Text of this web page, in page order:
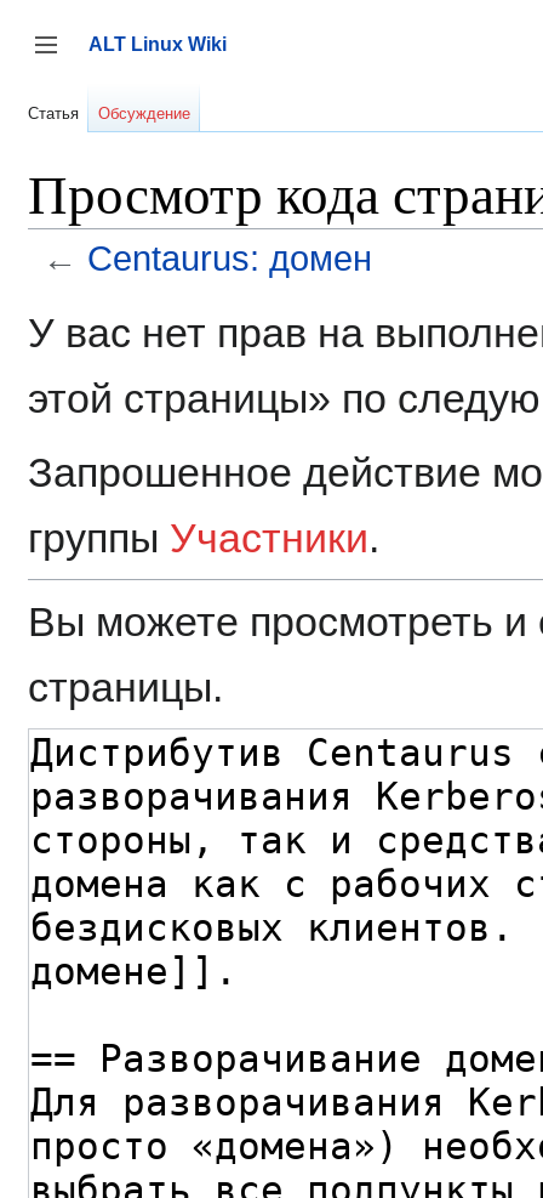
содержанию
Переключить боковую панель
ALT Linux Wiki
Статья Обсуждение
Просмотр кода
← Centaurus: домен
У вас нет прав на
этой страницы» по
Запрошенное действие
группы Участники.
Вы можете просмотреть и
страницы.